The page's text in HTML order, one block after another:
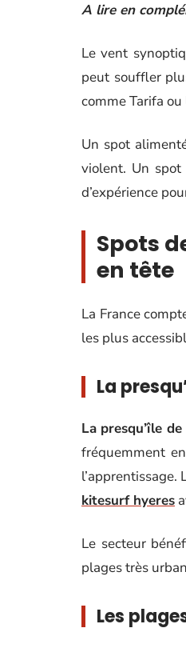
A lire en
Le vent
peut souffler
comme Tarifa
Un spot
violent. Un spot
d’expérience
Spots
en tête
La France
les plus
La
La presqu’île
fréquemment
kitesurf hyeres
Le secteur
plages très
Les